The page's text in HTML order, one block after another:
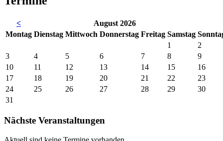
<
August 2026
Montag Dienstag Mittwoch Donnerstag Freitag Samstag So
1
2
3
4 5 6 7 8
9
10
11 12 13 14 15
16
17
18 19 20 21 22
23
24
25 26 27 28 29
30
31
Nächste Veranstaltungen